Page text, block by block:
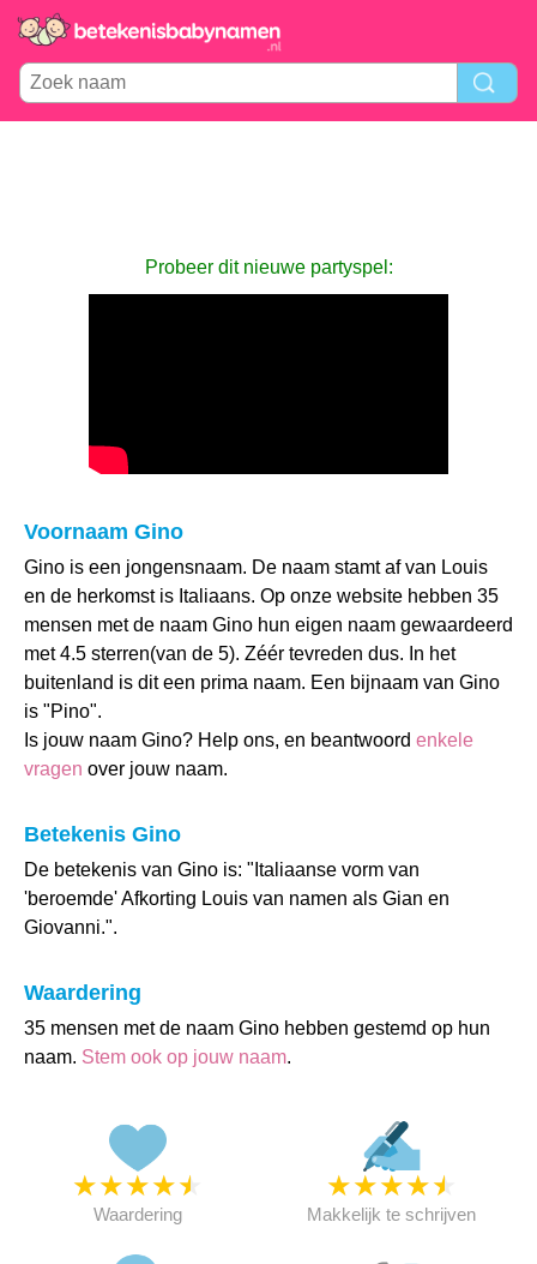
Probeer dit nieuwe partyspel:
Voornaam Gino
Gino is een jongensnaam. De naam stamt af van Louis
en de herkomst is Italiaans. Op onze website hebben 35
mensen met de naam Gino hun eigen naam gewaardeerd
met 4.5 sterren(van de 5). Zéér tevreden dus. In het
buitenland is dit een prima naam. Een bijnaam van Gino
is "Pino".
Is jouw naam Gino? Help ons, en beantwoord enkele
vragen over jouw naam.
Betekenis Gino
De betekenis van Gino is: "Italiaanse vorm van
'beroemde' Afkorting Louis van namen als Gian en
Giovanni.".
Waardering
35 mensen met de naam Gino hebben gestemd op hun
naam. Stem ook op jouw naam.
★★★★★
Waardering
★★★★★
Makkelijk te schrijven